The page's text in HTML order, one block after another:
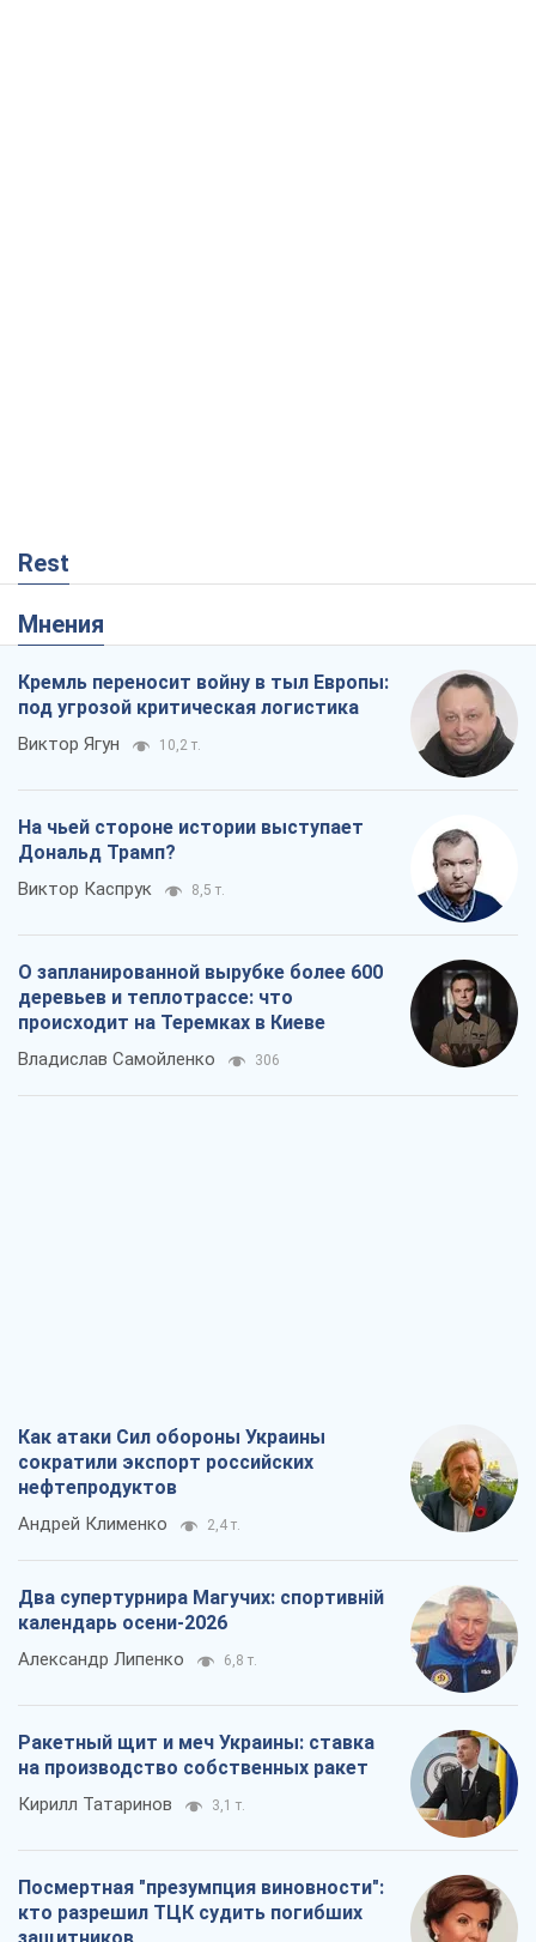
Rest
Мнения
Кремль переносит войну в тыл Европы:
под угрозой критическая логистика
Виктор Ягун 10,2 т.
На чьей стороне истории выступает
Дональд Трамп?
Виктор Каспрук 8,5 т.
О запланированной вырубке более 600
деревьев и теплотрассе: что
происходит на Теремках в Киеве
Владислав Самойленко 306
Как атаки Сил обороны Украины
сократили экспорт российских
нефтепродуктов
Андрей Клименко 2,4 т.
Два супертурнира Магучих: спортивній
календарь осени-2026
Александр Липенко 6,8 т.
Ракетный щит и меч Украины: ставка
на производство собственных ракет
Кирилл Татаринов 3,1 т.
Посмертная "презумпция виновности":
кто разрешил ТЦК судить погибших